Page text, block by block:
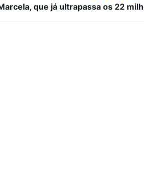
que já ultrapassa os 22